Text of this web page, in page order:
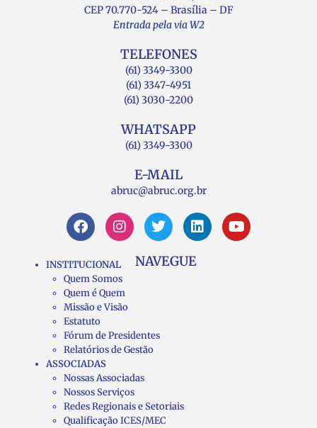
CEP 70.770-524 – Brasília – DF
Entrada pela via W2
TELEFONES
(61) 3349-3300
(61) 3347-4951
(61) 3030-2200
WHATSAPP
(61) 3349-3300
E-MAIL
abruc@abruc.org.br
NAVEGUE
INSTITUCIONAL
Quem Somos
Quem é Quem
Missão e Visão
Estatuto
Fórum de Presidentes
Relatórios de Gestão
ASSOCIADAS
Nossas Associadas
Nossos Serviços
Redes Regionais e Setoriais
Qualificação ICES/MEC